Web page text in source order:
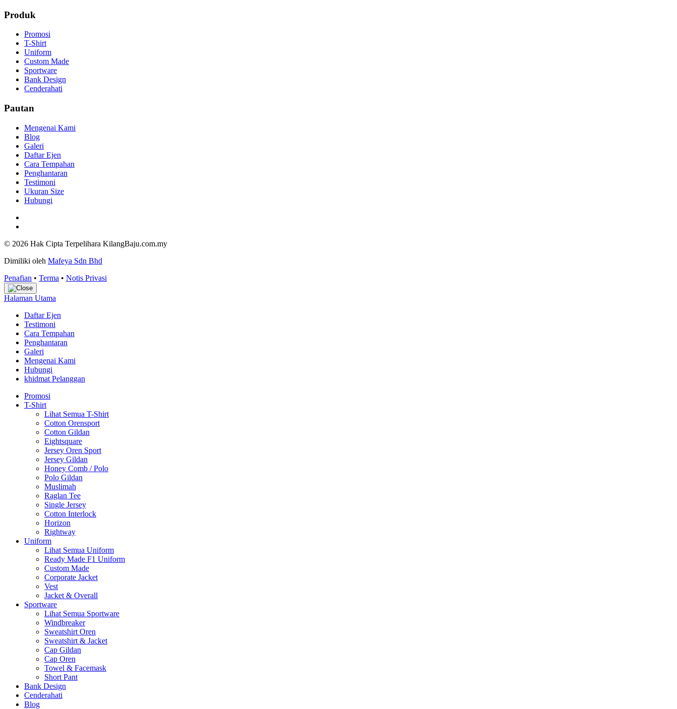
Produk
Promosi
T-Shirt
Uniform
Custom Made
Sportware
Bank Design
Cenderahati
Pautan
Mengenai Kami
Blog
Galeri
Daftar Ejen
Cara Tempahan
Penghantaran
Testimoni
Ukuran Size
Hubungi
© 2026 Hak Cipta Terpelihara KilangBaju.com.my
Dimiliki oleh Mafeya Sdn Bhd
Penafian • Terma • Notis Privasi
Halaman Utama
Daftar Ejen
Testimoni
Cara Tempahan
Penghantaran
Galeri
Mengenai Kami
Hubungi
khidmat Pelanggan
Promosi
T-Shirt
Lihat Semua T-Shirt
Cotton Orensport
Cotton Gildan
Eightsquare
Jersey Oren Sport
Jersey Gildan
Honey Comb / Polo
Polo Gildan
Muslimah
Raglan Tee
Single Jersey
Cotton Interlock
Horizon
Rightway
Uniform
Lihat Semua Uniform
Ready Made F1 Uniform
Custom Made
Corporate Jacket
Vest
Jacket & Overall
Sportware
Lihat Semua Sportware
Windbreaker
Sweatshirt Oren
Sweatshirt & Jacket
Cap Gildan
Cap Oren
Towel & Facemask
Short Pant
Bank Design
Cenderahati
Blog